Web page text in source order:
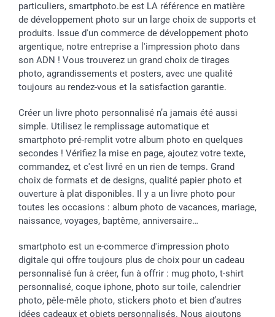
Dénicheur d'idées cadeau
Rentrée des classes
Communion
Saint-Valentin
Vacances
Conditions générales
Vie privée
Gestion des cookies
Tarifs
Investisseurs
Droit de rétractation
Modes de paiement
Modes de livraison
Grandes Quantités
Statut de ma commande
particuliers, smartphoto.be est LA référence en matière
de développement photo sur un large choix de supports et
produits. Issue d'un commerce de développement photo
argentique, notre entreprise a l'impression photo dans
son ADN ! Vous trouverez un grand choix de tirages
photo, agrandissements et posters, avec une qualité
toujours au rendez-vous et la satisfaction garantie.
Créer un livre photo personnalisé n’a jamais été aussi
simple. Utilisez le remplissage automatique et
smartphoto pré-remplit votre album photo en quelques
secondes ! Vérifiez la mise en page, ajoutez votre texte,
commandez, et c'est livré en un rien de temps. Grand
choix de formats et de designs, qualité papier photo et
ouverture à plat disponibles. Il y a un livre photo pour
toutes les occasions : album photo de vacances, mariage,
naissance, voyages, baptême, anniversaire…
smartphoto est un e-commerce d'impression photo
digitale qui offre toujours plus de choix pour un cadeau
personnalisé fun à créer, fun à offrir : mug photo, t-shirt
personnalisé, coque iphone, photo sur toile, calendrier
photo, pêle-mêle photo, stickers photo et bien d’autres
idées cadeaux et objets personnalisés. Nous ajoutons